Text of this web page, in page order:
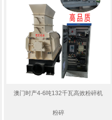
澳门时产4-6吨132千瓦高效粉碎机
粉碎